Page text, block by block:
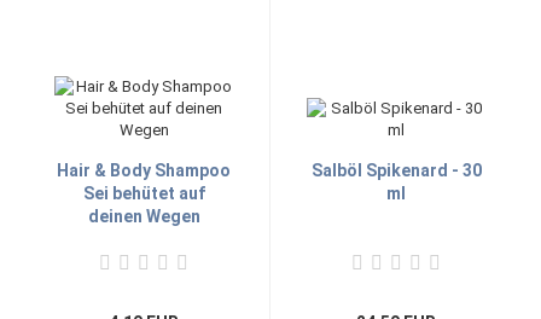
Hair & Body Shampoo
Sei behütet auf
deinen Wegen
Salböl Spikenard - 30
ml